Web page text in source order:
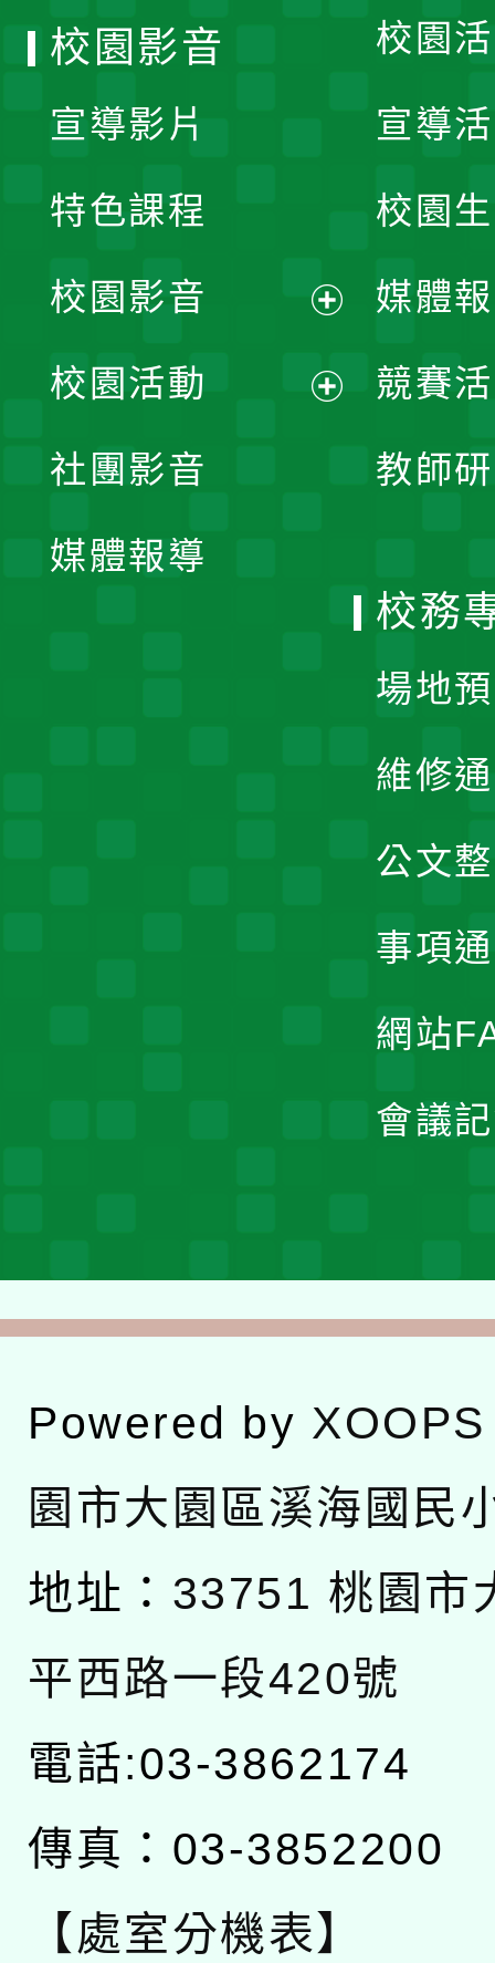
校園
宣導
校園
媒體
競賽
教師
校園影音
宣導影片
特色課程
校園影音
開
校園活動
社團影音
媒體報導
校務
場地
維修
公文
事項
網站
會議
Powered by XOOPS
園市大園區溪海國民
地址： 33751 桃園市
平西路一段420號
電話:03-3862174
傳真：03-3852200
【處室分機表】